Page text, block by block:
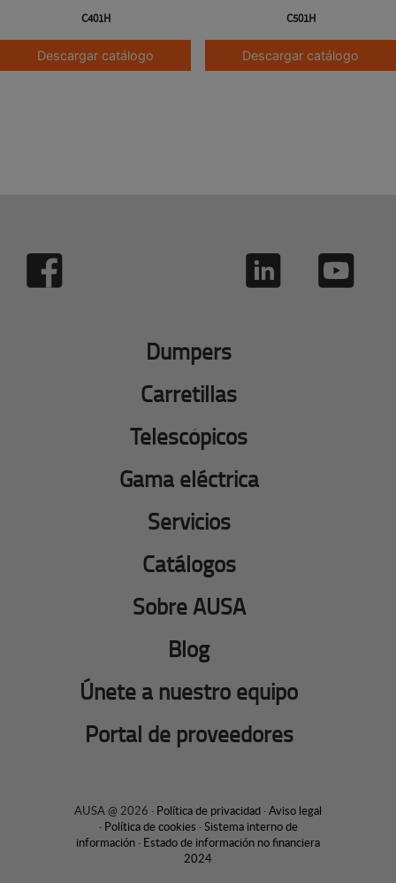
C401H
Descargar catálogo
C501H
Descargar catálogo
Dumpers
Carretillas
Telescópicos
Gama eléctrica
Servicios
Catálogos
Sobre AUSA
Blog
Únete a nuestro equipo
Portal de proveedores
AUSA @ 2026 · Política de privacidad ·Aviso legal
· Política de cookies ·Sistema interno de
información · Estado de información no financiera
2024